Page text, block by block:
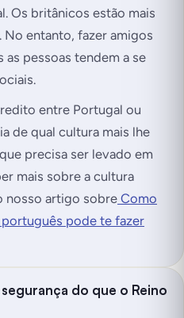
Os britânicos estão mais
entanto, fazer amigos
pessoas tendem a se
entre Portugal ou
de qual cultura mais lhe
precisa ser levado em
mais sobre a cultura
nosso artigo sobre Como
pode te fazer
do que o Reino